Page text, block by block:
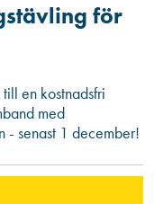
för
en kostnadsfri
med
- senast 1 december!